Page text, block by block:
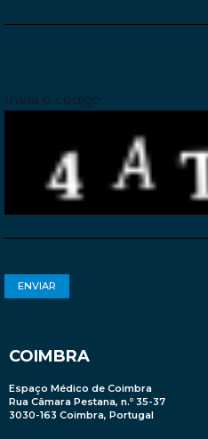
Insira o código:
COIMBRA
Espaço Médico de Coimbra
Rua Câmara Pestana, n.º 35-37
3030-163 Coimbra, Portugal